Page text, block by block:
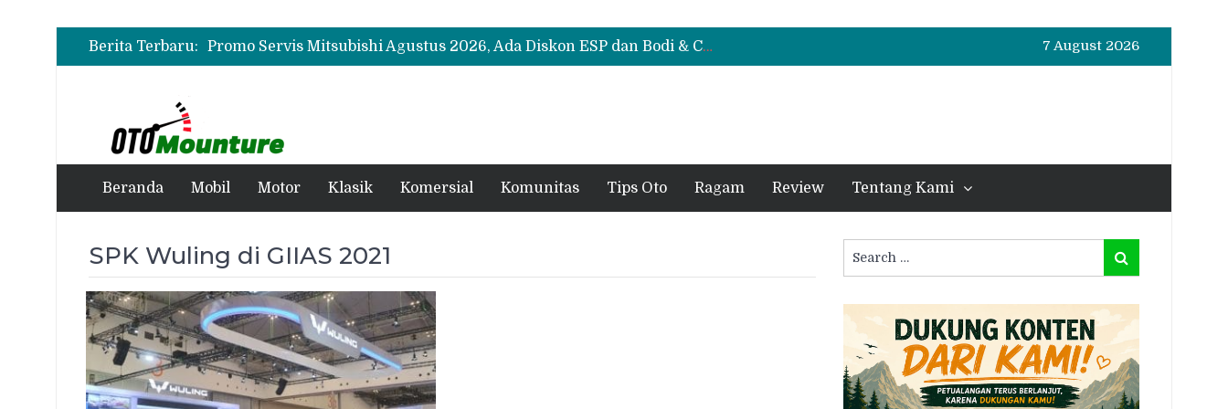
Berita Terbaru:
Bukan Cuma Layar 14,6 Inci, Ini Fitur Pintar Changan Nevo Q05 yang Dibanderol Rp309 Juta
Promo Servis Mitsubishi Agustus 2026, Ada Diskon ESP dan Bodi & Cat Kilau Merdeka
Suzuki XL7 Terbaru Jadi Favorit Test Drive di GIIAS 2026, Ini Fitur yang Paling Dipuji
7 August 2026
Beranda Mobil Motor Klasik Komersial Komunitas Tips Oto Ragam Review Tentang Kami
SPK Wuling di GIIAS 2021
for:
Search